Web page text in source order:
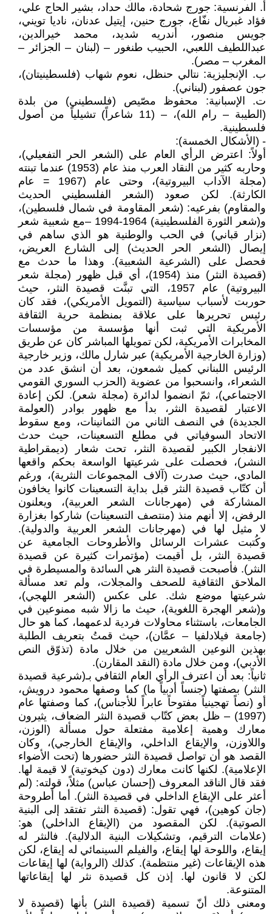
أ‌. الفرنسية: جورج شحادة، مالك حداد، بشير الحاج علي،
فؤاد غبريال نفّاع، جورج حنين، إيتيل عدنان، ناديا تويني،
جويس منصور، أندريه شديد، محمد خيرالدين،
عبداللطيف اللعبي، الحبيب طنغور – (لبنان – الجزائر –
المغرب – مصر).
ب‌. الإنجليزية: نتالي حنظل، نعوم شهاب (فلسطينيتان)،
جون عصفور (لبناني).
ت‌. الإسبانية: محفوظ مصّيص (فلسطيني) من بلدة
(الطيبة – رام الله)، – (11 شاعراً) تشيلياً من أصول
فلسطينية.
- (الأشكال الخمسة):
أولاً: اعترض الرأي العام على (الشعر الحر التفعيلي)،
وحاربه كثير من النقاد العرب منذ عام (1953) عندما تبنته
(مجلة الآداب البيروتية)، وحتى عام (1967 = عام
الكارثة). لكن صعود (الشعر الفلسطيني الحديث
والمقاوم) بفرعيه: (شعر المقاومة في شمال فلسطين)،
و(شعر الثورة الفلسطينية) 1964-1994 –مع شعبية شعر
(نزار قباني) في الحب والوطنية هو الذي ساهم في
إيصال (الشعر الحر الحديث) إلى الشارع العريض،
فحصل على (الشرعية الشعبية). وهذا ما حدث مع
(قصيدة النثر) منذ (1954)، أي قبل ظهور (مجلة شعر
البيروتية) عام 1957، التي تبنَّت قصيدة النثر، حيث
حوربت لأسباب سياسية (التمويل الأمريكي)، فقد كان
رئيس تحريرها على علاقة بمنظمة حرية الثقافة
الأمريكية التي ثبت أنها مؤسسة من مؤسسات
المخابرات الأمريكية، لكن تمويلها المباشر كان عن طريق
(وزارة الخارجية الأمريكية) عبر شارل مالك، وزير خارجية
الرئيس اللبناني كميل شمعون، بعد أن انشق عدد من
الشعراء، وانسحبوا من عضوية (الحزب السوري القومي
الاجتماعي)، ثمّ انضموا لدائرة (مجلة شعر). لكن إعادة
الاعتبار لقصيدة النثر، بدأ مع ظهور بوادر (العولمة
الجديدة) في النصف الثاني من الثمانينات، ومع سقوط
الاتحاد السوفياتي في مطلع التسعينات، حيث حدث
الانفجار الكبير لقصيدة النثر، تحت شعار (ديمقراطية
النشر)، فحصلت على شرعيتها الواسعة بحكم واقعها
المادي، حيث صدرت (آلاف المجموعات النثرية)، ورغم
أن كتّاب قصيدة النثر قبل بداية التسعينات كانوا يخافون
المشاركة في (مهرجانات الشعر العربية)، ويعلنون
الرفض، إلا أنهم منذ (منتصف التسعينات) شاركوا بغزارة
لا مثيل لها في (مهرجانات الشعر العربية والدولية).
وكُتبت عشرات الرسائل والأطروحات الجامعية عن
قصيدة النثر، بل أقيمت (مؤتمرات كثيرة عن قصيدة
النثر). فأصبحت قصيدة النثر هي السائدة والمسيطرة في
الملاحق الثقافية للصحف والمجلات، ولم تعد مسألة
شرعيتها موضع شك. على عكس (الشعر اللهجي)،
و(شعر الهجرة اللغوية)، حيث ما زالا شبه ممنوعين في
الجامعات، باستثناء محاولات فردية لدعمهما، كما هو حال
(جامعة فيلادلفيا – عمَّان)، حيث قمتُ بتعريف الطلبة
بهذين النوعين الشعريين من خلال مادة (تذوّق النص
الأدبي)، ومن خلال مادة (النقد المقارن).
ثانياً: بعد أن اعترف الرأي العام الثقافي بـ(شرعية قصيدة
النثر) بصفتها (جنساً أدبياً ما) كما وصفها محمود درويش،
أو (نصاً تهجينياً مفتوحاً عابراً للأجناس)، كما وصفتها عام
(1997) – ظل بعض كتّاب قصيدة النثر الضعاف، يثيرون
معارك وهمية إعلامية مفتعلة حول مسألة (الوزن،
واللاوزن، والإيقاع الداخلي، والإيقاع الخارجي)، وكان
القصد هو أن تواصل قصيدة النثر حضورها (تحت الأضواء
الإعلامية). لكنها كانت معارك (دون كيخوتية) لا قيمة لها.
فقد قال الناقد المعروف (إحسان عباس) مثلاً، قولته: (لم
أعثر على الإيقاع الداخلي في قصيدة النثر). أما أطروحة
(جان كوهين)، فهي تقول: (قصيدة النثر تفتقد إلى البنية
الصوتية). لكن المقصود من (الإيقاع الداخلي) هو:
(علامات الترقيم، وتشكيلات البنية الدلالية). فالنثر له
إيقاع، واللوحة لها إيقاع، والفيلم السينمائي له إيقاع، لكن
هذه الإيقاعات (غير منتظمة). كذلك (الرواية) لها إيقاعات
لكن لا قانون لها. إذن كل قصيدة نثر لها إيقاعاتها
المتنوعة.
ومعنى ذلك أنّ تسمية (قصيدة النثر) بأنها (قصيدة لا